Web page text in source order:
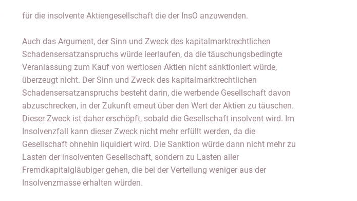
für die insolvente Aktiengesellschaft die der InsO anzuwenden.
Auch das Argument, der Sinn und Zweck des kapitalmarktrechtlichen
Schadensersatzanspruchs würde leerlaufen, da die täuschungsbedingte
Veranlassung zum Kauf von wertlosen Aktien nicht sanktioniert würde,
überzeugt nicht. Der Sinn und Zweck des kapitalmarktrechtlichen
Schadensersatzanspruchs besteht darin, die werbende Gesellschaft davon
abzuschrecken, in der Zukunft erneut über den Wert der Aktien zu täuschen.
Dieser Zweck ist daher erschöpft, sobald die Gesellschaft insolvent wird. Im
Insolvenzfall kann dieser Zweck nicht mehr erfüllt werden, da die
Gesellschaft ohnehin liquidiert wird. Die Sanktion würde dann nicht mehr zu
Lasten der insolventen Gesellschaft, sondern zu Lasten aller
Fremdkapitalgläubiger gehen, die bei der Verteilung weniger aus der
Insolvenzmasse erhalten würden.